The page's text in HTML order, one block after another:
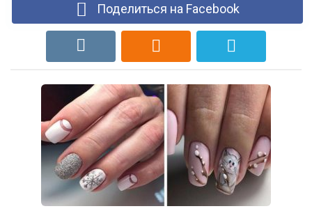
Поделиться на Facebook